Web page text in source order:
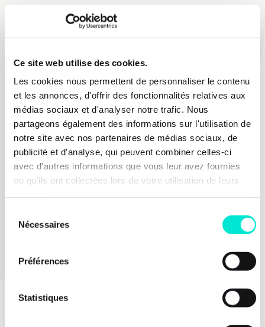
Ce site web utilise des cookies.
Les cookies nous permettent de personnaliser le contenu
et les annonces, d'offrir des fonctionnalités relatives aux
médias sociaux et d'analyser notre trafic. Nous
partageons également des informations sur l'utilisation de
notre site avec nos partenaires de médias sociaux, de
publicité et d'analyse, qui peuvent combiner celles-ci
avec d'autres informations que vous leur avez fournies
ou qu'ils ont collectées lors de votre utilisation de leurs
Nécessaires
Préférences
Statistiques
Ils proposent de multiples et diverses activités telles
que des chantiers interculturels, des ateliers
écoles, une journée en famille, un mercredi après-
midi au grand air, des stages, un anniversaire au
jardin ou encore un team building.
L’association est entièrement indépendante de
notre mouvement Les Engagés et a été soutenue
uniquement pour les projets qu’elle porte.